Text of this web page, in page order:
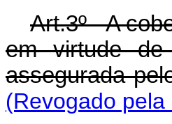
Art.3º - A
em virtude
assegurada
(Revogado